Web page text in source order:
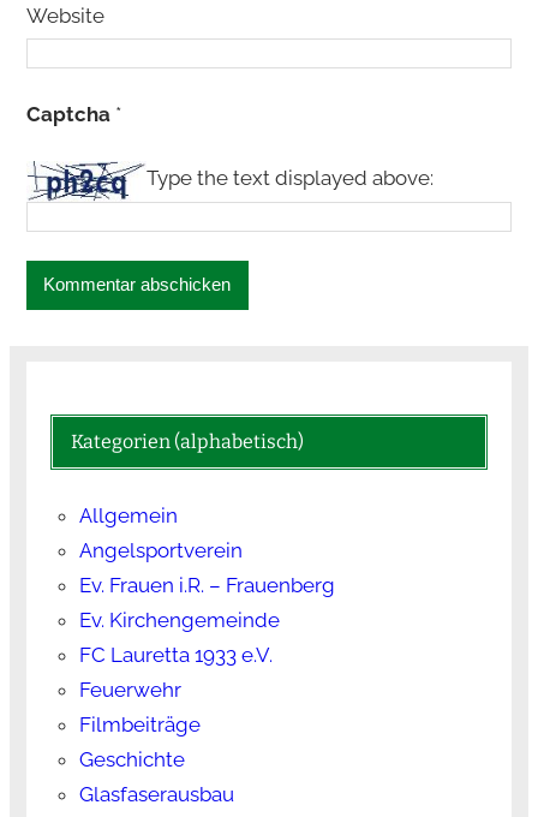
Website
Captcha *
Type the text displayed above:
Kategorien (alphabetisch)
Allgemein
Angelsportverein
Ev. Frauen i.R. – Frauenberg
Ev. Kirchengemeinde
FC Lauretta 1933 e.V.
Feuerwehr
Filmbeiträge
Geschichte
Glasfaserausbau